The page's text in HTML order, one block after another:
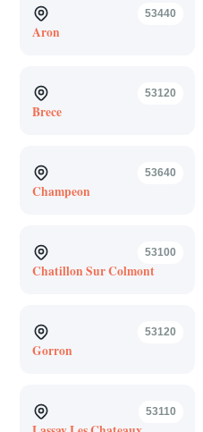
53440
Aron
53120
Brece
53640
Champeon
53100
Chatillon Sur Colmont
53120
Gorron
53110